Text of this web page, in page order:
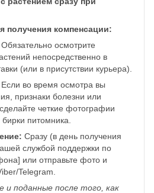
получения компенсации:
Обязательно осмотрите
непосредственно в
(или в присутствии курьера).
Если во время осмотра вы
признаки болезни или
сделайте четкие фотографии
питомника.
Сразу (в день получения
службой поддержки по
или отправьте фото и
Telegram.
и поданные после того, как